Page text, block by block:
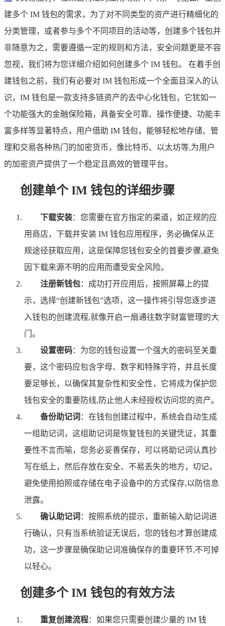
建多个 IM 钱包的需求，为了对不同类型的资产进行精细化的
分类管理，或者参与多个不同项目的活动等，创建多个钱包并
非随意为之，需要遵循一定的规则和方法，安全问题更是不容
忽视，我们将为您详细介绍如何创建多个 IM 钱包。 在着手创
建钱包之前，我们有必要对 IM 钱包形成一个全面且深入的认
识，IM 钱包是一款支持多链资产的去中心化钱包，它犹如一
个功能强大的金融保险箱，具备安全可靠、操作便捷、功能丰
富多样等显著特点，用户借助 IM 钱包，能够轻松地存储、管
理和交易各种热门的加密货币，像比特币、以太坊等,为用户
的加密资产提供了一个稳定且高效的管理平台。
创建单个 IM 钱包的详细步骤
下载安装：您需要在官方指定的渠道，如正规的应
用商店，下载并安装 IM 钱包应用程序，务必确保从正
规途径获取应用，这是保障您钱包安全的首要步骤,避免
因下载来源不明的应用而遭受安全风险。
注册新钱包：成功打开应用后，按照屏幕上的提
示，选择“创建新钱包”选项，这一操作将引导您逐步进
入钱包的创建流程,就像开启一扇通往数字财富管理的大
门。
设置密码：为您的钱包设置一个强大的密码至关重
要，这个密码应包含字母、数字和特殊字符，并且长度
要足够长，以确保其复杂性和安全性，它将成为保护您
钱包安全的重要防线,防止他人未经授权访问您的资产。
备份助记词 ：在钱包创建过程中，系统会自动生成
一组助记词，这组助记词是恢复钱包的关键凭证，其重
要性不言而喻，您务必妥善保存，可以将助记词认真抄
写在纸上，然后存放在安全、不易丢失的地方，切记，
避免使用拍照或存储在电子设备中的方式保存,以防信息
泄露。
确认助记词 ：按照系统的提示，重新输入助记词进
行确认，只有当系统验证无误后，您的钱包才算创建成
功，这一步骤是确保助记词准确保存的重要环节,不可掉
以轻心。
创建多个 IM 钱包的有效方法
重复创建流程：如果您只需要创建少量的 IM 钱